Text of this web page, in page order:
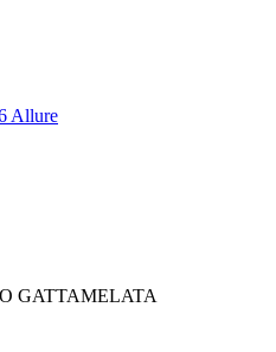
Allure
GATTAMELATA